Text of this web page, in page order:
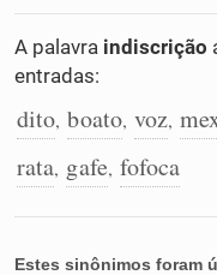
Conexões
Caça-palavras
Dicionário
A palavra indiscrição
entradas:
dito, boato, voz,
rata, gafe, fofoca
Estes sinônimos foram